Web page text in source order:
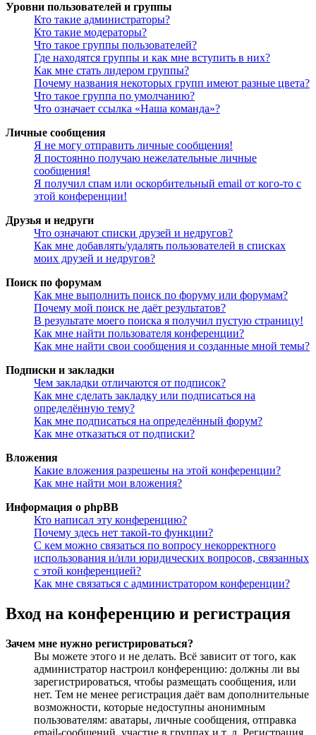
Уровни пользователей и группы
Кто такие администраторы?
Кто такие модераторы?
Что такое группы пользователей?
Где находятся группы и как мне вступить в них?
Как мне стать лидером группы?
Почему названия некоторых групп имеют разные цвета?
Что такое группа по умолчанию?
Что означает ссылка «Наша команда»?
Личные сообщения
Я не могу отправить личные сообщения!
Я постоянно получаю нежелательные личные
сообщения!
Я получил спам или оскорбительный email от кого-то с
этой конференции!
Друзья и недруги
Что означают списки друзей и недругов?
Как мне добавлять/удалять пользователей в списках
моих друзей и недругов?
Поиск по форумам
Как мне выполнить поиск по форуму или форумам?
Почему мой поиск не даёт результатов?
В результате моего поиска я получил пустую страницу!
Как мне найти пользователя конференции?
Как мне найти свои сообщения и созданные мной темы?
Подписки и закладки
Чем закладки отличаются от подписок?
Как мне сделать закладку или подписаться на
определённую тему?
Как мне подписаться на определённый форум?
Как мне отказаться от подписки?
Вложения
Какие вложения разрешены на этой конференции?
Как мне найти мои вложения?
Информация о phpBB
Кто написал эту конференцию?
Почему здесь нет такой-то функции?
С кем можно связаться по вопросу некорректного
использования и/или юридических вопросов, связанных
с этой конференцией?
Как мне связаться с администратором конференции?
Вход на конференцию и регистрация
Зачем мне нужно регистрироваться?
Вы можете этого и не делать. Всё зависит от того, как
администратор настроил конференцию: должны ли вы
зарегистрироваться, чтобы размещать сообщения, или
нет. Тем не менее регистрация даёт вам дополнительные
возможности, которые недоступны анонимным
пользователям: аватары, личные сообщения, отправка
email-сообщений, участие в группах и т. д. Регистрация